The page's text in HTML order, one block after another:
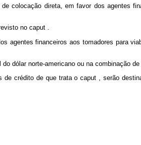
de colocação direta, em favor dos agentes
no caput .
agentes financeiros aos tomadores para
dólar norte-americano ou na combinação
de crédito de que trata ocaput , serão